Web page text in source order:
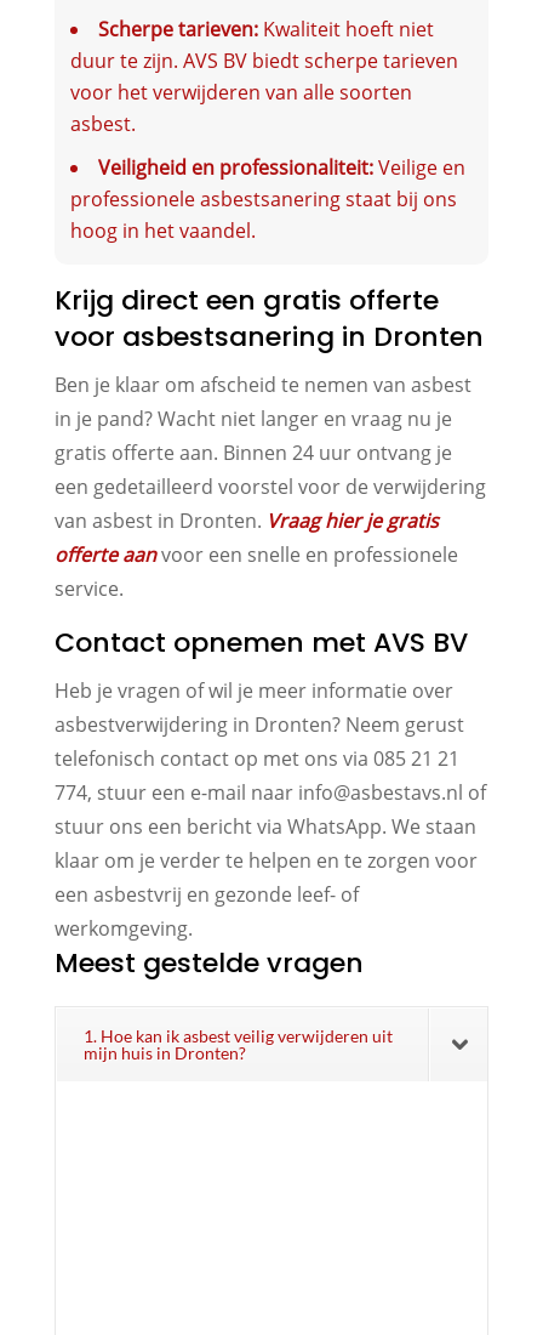
Scherpe tarieven:Kwaliteit hoeft niet
duur te zijn. AVS BV biedt scherpe tarieven
voor het verwijderen van alle soorten
asbest.
Veiligheid en professionaliteit:Veilige en
professionele asbestsanering staat bij ons
hoog in het vaandel.
Krijg direct een gratis offerte
voor asbestsanering in Dronten
Ben je klaar om afscheid te nemen van asbest
in je pand? Wacht niet langer en vraag nu je
gratis offerte aan. Binnen 24 uur ontvang je
een gedetailleerd voorstel voor de verwijdering
van asbest in Dronten. Vraag hier je gratis
offerte aanvoor een snelle en professionele
service.
Contact opnemen met AVS BV
Heb je vragen of wil je meer informatie over
asbestverwijdering in Dronten? Neem gerust
telefonisch contact op met ons via 085 21 21
774, stuur een e-mail naar info@asbestavs.nl of
stuur ons een bericht via WhatsApp. We staan
klaar om je verder te helpen en te zorgen voor
een asbestvrij en gezonde leef- of
werkomgeving.
Meest gestelde vragen
1. Hoe kan ik asbest veilig verwijderen uit
mijn huis in Dronten?